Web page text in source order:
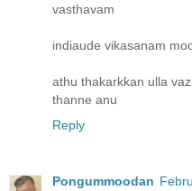
vasthavam
indiaude vikasanam
athu thakarkkan ulla
thanne anu
Reply
Pongummoodan